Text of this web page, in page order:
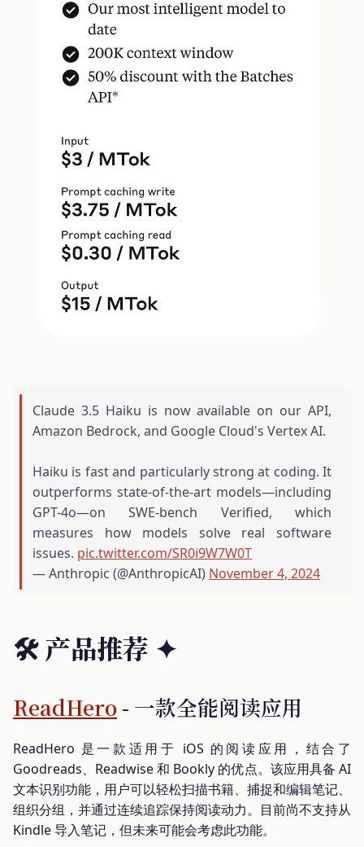
Claude 3.5 Haiku is now available on our API,
Amazon Bedrock, and Google Cloud's Vertex AI.
Haiku is fast and particularly strong at coding. It
outperforms state-of-the-art models—including
GPT-4o—on SWE-bench Verified, which
measures how models solve real software
issues. pic.twitter.com/SR0i9W7W0T
— Anthropic (@AnthropicAI) November 4, 2024
🛠️ 产品推荐 ✦
ReadHero - 一款全能阅读应用
ReadHero 是一款适用于 iOS 的阅读应用，结合了
Goodreads、Readwise 和 Bookly 的优点。该应用具备 AI
文本识别功能，用户可以轻松扫描书籍、捕捉和编辑笔记、
组织分组，并通过连续追踪保持阅读动力。目前尚不支持从
Kindle 导入笔记，但未来可能会考虑此功能。